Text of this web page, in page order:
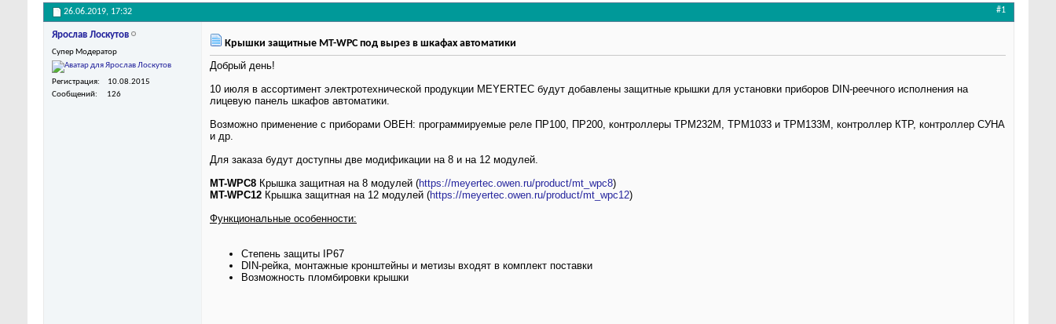
26.06.2019, 17:32 #1
Ярослав Лоскутов
Супер Модератор
Регистрация
10.08.2015
Сообщений
126
Крышки защитные MT-WPC под вырез в шкафах автоматики
Добрый день!
10 июля в ассортимент электротехнической продукции MEYERTEC будут добавлены защитные крышки для установки приборов DIN-реечного исполнения на
лицевую панель шкафов автоматики.
Возможно применение с приборами ОВЕН: программируемые реле ПР100, ПР200, контроллеры ТРМ232М, ТРМ1033 и ТРМ133М, контроллер КТР, контроллер СУНА
и др.
Для заказа будут доступны две модификации на 8 и на 12 модулей.
MT-WPC8 Крышка защитная на 8 модулей (https://meyertec.owen.ru/product/mt_wpc8)
MT-WPC12 Крышка защитная на 12 модулей (https://meyertec.owen.ru/product/mt_wpc12)
Функциональные особенности:
Степень защиты IP67
DIN-рейка, монтажные кронштейны и метизы входят в комплект поставки
Возможность пломбировки крышки